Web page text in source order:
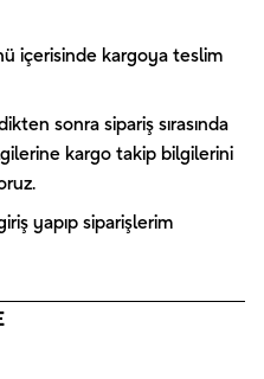
içerisinde kargoya teslim
sonra sipariş sırasında
kargo takip bilgilerini
yapıp siparişlerim